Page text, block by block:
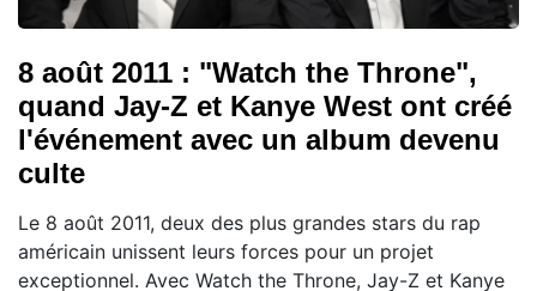
8 août 2011 : "Watch the Throne",
quand Jay-Z et Kanye West ont créé
l'événement avec un album devenu
culte
Le 8 août 2011, deux des plus grandes stars du rap
américain unissent leurs forces pour un projet
exceptionnel. Avec Watch the Throne, Jay-Z et Kanye